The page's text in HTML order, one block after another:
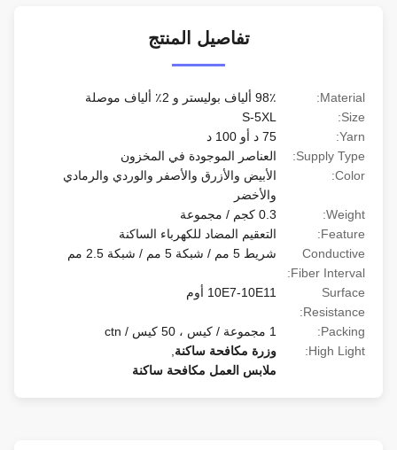
تفاصيل المنتج
Material:
S-5XL
Supply Type:
العناصر الموجودة في المخزون
Color:
الأبيض والأزرق والأصفر والوردي والرمادي
والأخضر
Weight:
Feature:
التعقيم المضاد للكهرباء الساكنة
Conductive
Fiber Interval:
شريط 5 مم / شبكة 5 مم / شبكة 2.5 مم
Surface
Resistance:
10E7-10E11 أوم
Packing:
High Light:
وزرة مكافحة ساكنة,
ملابس العمل مكافحة ساكنة